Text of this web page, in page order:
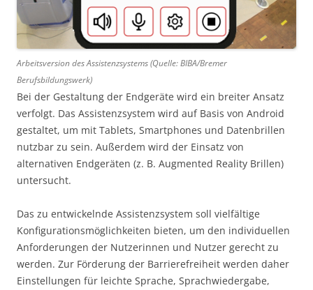
Arbeitsversion des Assistenzsystems (Quelle: BIBA/Bremer
Berufsbildungswerk)
Bei der Gestaltung der Endgeräte wird ein breiter Ansatz
verfolgt. Das Assistenzsystem wird auf Basis von Android
gestaltet, um mit Tablets, Smartphones und Datenbrillen
nutzbar zu sein. Außerdem wird der Einsatz von
alternativen Endgeräten (z. B. Augmented Reality Brillen)
untersucht.
Das zu entwickelnde Assistenzsystem soll vielfältige
Konfigurationsmöglichkeiten bieten, um den individuellen
Anforderungen der Nutzerinnen und Nutzer gerecht zu
werden. Zur Förderung der Barrierefreiheit werden daher
Einstellungen für leichte Sprache, Sprachwiedergabe,